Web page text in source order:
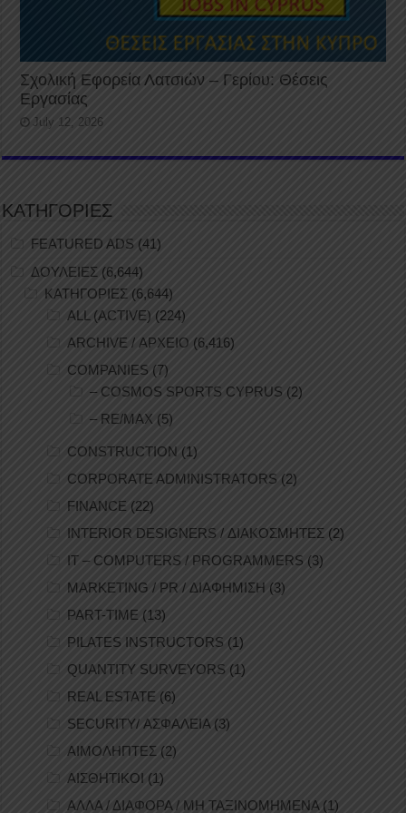
Σχολική Εφορεία Λατσιών – Γερίου: Θέσεις
Εργασίας
July 12, 2026
ΚΑΤΗΓΟΡΙΕΣ
FEATURED ADS (41)
ΔΟΥΛΕΙΕΣ (6,644)
ΚΑΤΗΓΟΡΙΕΣ (6,644)
ALL (ACTIVE) (224)
ARCHIVE / ΑΡΧΕΙΟ (6,416)
COMPANIES (7)
– COSMOS SPORTS CYPRUS (2)
– RE/MAX (5)
CONSTRUCTION (1)
CORPORATE ADMINISTRATORS (2)
FINANCE (22)
INTERIOR DESIGNERS / ΔΙΑΚΟΣΜΗΤΕΣ (2)
IT – COMPUTERS / PROGRAMMERS (3)
MARKETING / PR / ΔΙΑΦΗΜΙΣΗ (3)
PART-TIME (13)
PILATES INSTRUCTORS (1)
QUANTITY SURVEYORS (1)
REAL ESTATE (6)
SECURITY/ ΑΣΦΑΛΕΙΑ(3)
ΑΙΜΟΛΗΠΤΕΣ (2)
ΑΙΣΘΗΤΙΚΟΙ (1)
ΑΛΛΑ / ΔΙΑΦΟΡΑ / ΜΗ ΤΑΞΙΝΟΜΗΜΕΝΑ(1)